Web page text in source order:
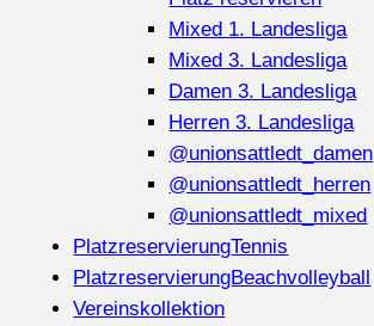
Mixed 1. Landesliga
Mixed 3. Landesliga
Damen 3. Landesliga
Herren 3. Landesliga
@unionsattledt_damen
@unionsattledt_herren
@unionsattledt_mixed
PlatzreservierungTennis
PlatzreservierungBeachvolleyball
Vereinskollektion